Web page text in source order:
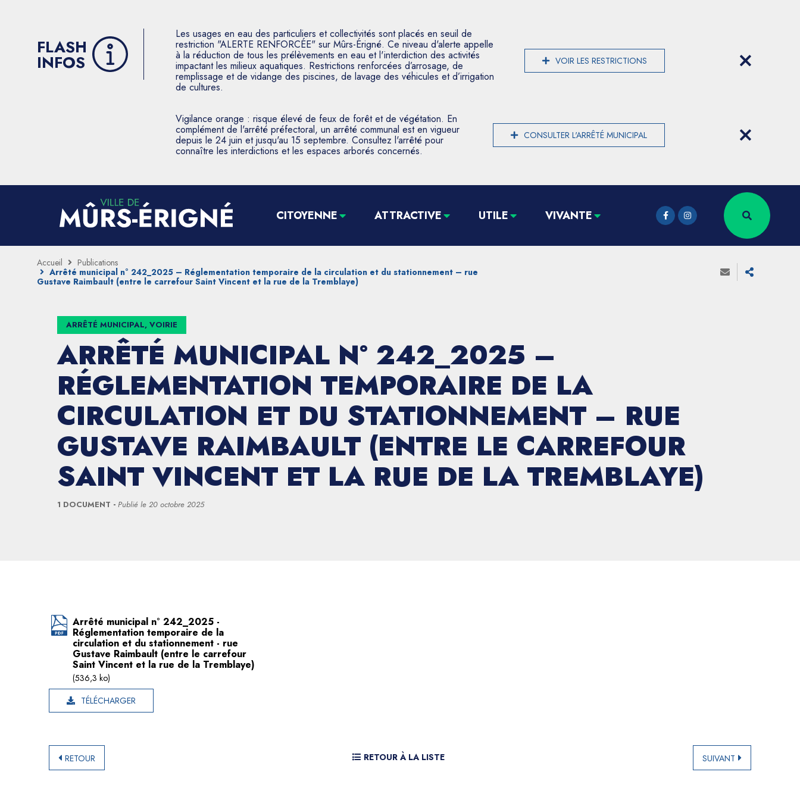
FLASH
INFOS
Les usages en eau des particuliers et collectivités sont placés en seuil de
restriction "ALERTE RENFORCÉE" sur Mûrs-Érigné. Ce niveau d'alerte appelle
à la réduction de tous les prélèvements en eau et l'interdiction des activités
impactant les milieux aquatiques. Restrictions renforcées d’arrosage, de
remplissage et de vidange des piscines, de lavage des véhicules et d’irrigation
de cultures.
VOIR LES RESTRICTIONS
Vigilance orange : risque élevé de feux de forêt et de végétation. En
complément de l'arrêté préfectoral, un arrêté communal est en vigueur
depuis le 24 juin et jusqu'au 15 septembre. Consultez l'arrêté pour
connaître les interdictions et les espaces arborés concernés.
CONSULTER L'ARRÊTÉ MUNICIPAL
CITOYENNE ATTRACTIVE UTILE VIVANTE
Accueil
Publications
Arrêté municipal n° 242_2025 – Réglementation temporaire de la circulation et du stationnement – rue
Gustave Raimbault (entre le carrefour Saint Vincent et la rue de la Tremblaye)
ARRÊTÉ MUNICIPAL, VOIRIE
ARRÊTÉ MUNICIPAL N° 242_2025 –
RÉGLEMENTATION TEMPORAIRE DE LA
CIRCULATION ET DU STATIONNEMENT – RUE
GUSTAVE RAIMBAULT (ENTRE LE CARREFOUR
SAINT VINCENT ET LA RUE DE LA TREMBLAYE)
1 DOCUMENT Publié le 20 octobre 2025
Arrêté municipal n° 242_2025 -
Réglementation temporaire de la
circulation et du stationnement - rue
Gustave Raimbault (entre le carrefour
Saint Vincent et la rue de la Tremblaye)
(536,3 ko)
TÉLÉCHARGER
RETOUR RETOUR À LA LISTE SUIVANT